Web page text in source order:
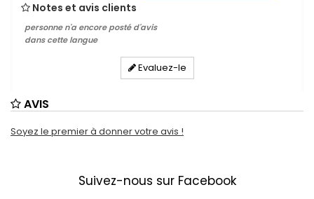
Notes et avis clients
personne n'a encore posté d'avis
dans cette langue
Evaluez-le
AVIS
Soyez le premier à donner votre avis !
Suivez-nous sur Facebook